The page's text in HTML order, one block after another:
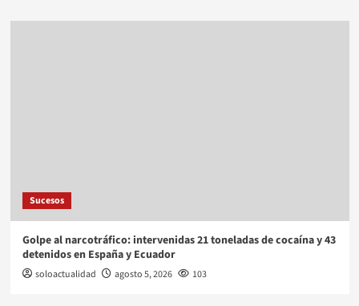
Sucesos
Golpe al narcotráfico: intervenidas 21 toneladas de cocaína y 43
detenidos en España y Ecuador
soloactualidad agosto 5, 2026 103